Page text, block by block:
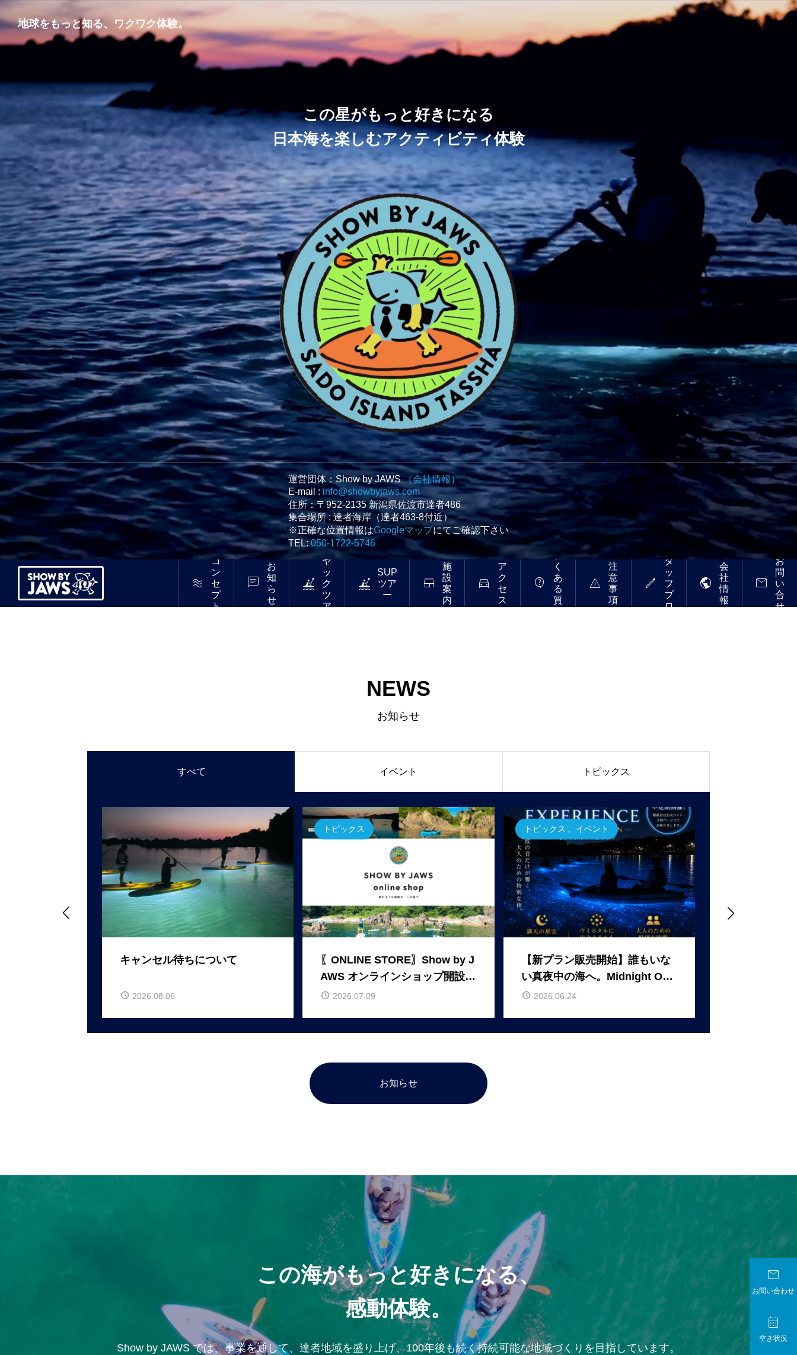
地球をもっと知る、ワクワク体験。
地球をもっと知る、ワクワク体験。
この星がもっと好きになる
日本海を楽しむアクティビティ体験
運営団体：Show by JAWS（会社情報）
E-mail :info@showbyjaws.com
住所：〒952-2135 新潟県佐渡市達者486
集合場所 : 達者海岸（達者463-8付近）
※正確な位置情報はGoogleマップにてご確認下さい
TEL: 050-1722-5746

コ
ン
セ
プ
ト

お
知
ら
せ

カ
ヤ
ッ
ク
ツ
ア

SUP
ツア
ー

施
設
案
内

ア
ク
セ
ス

よ
く
あ
る
質

注
意
事
項

タ
ッ
フ
ブ
ロ

会
社
情
報

お
問
い
合
せ
NEWS
お知らせ
すべて イベント トピックス
キャンセル待ちについて
2026.08.06
トピックス
〖ONLINE STORE〗Show by J
AWS オンラインショップ開設の
お知らせ
2026.07.09
トピックス イベント
【新プラン販売開始】誰もいな
い真夜中の海へ。Midnight Oce
an Experience – Premium Editi
2026.06.24
 
お知らせ
この海がもっと好きになる、
感動体験。
Show by JAWS では、事業を通して、達者地域を盛り上げ、100年後も続く持続可能な地域づくりを目指しています。

お問い合わせ

空き状況